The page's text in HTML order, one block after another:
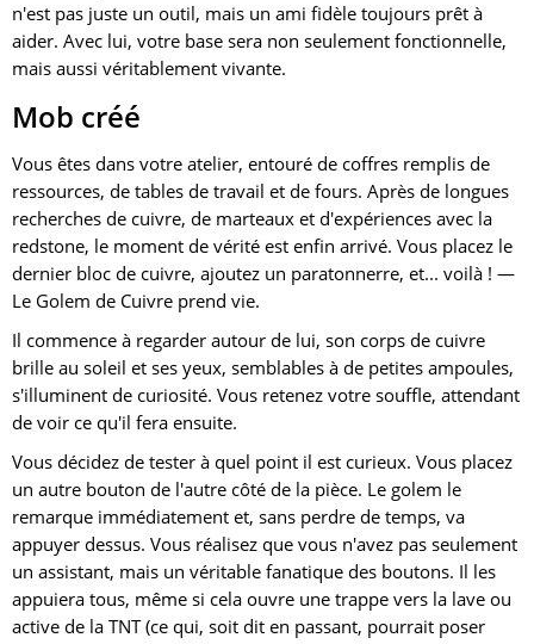
n'est pas juste un outil, mais un ami fidèle toujours prêt à
aider. Avec lui, votre base sera non seulement fonctionnelle,
mais aussi véritablement vivante.
Mob créé
Vous êtes dans votre atelier, entouré de coffres remplis de
ressources, de tables de travail et de fours. Après de longues
recherches de cuivre, de marteaux et d'expériences avec la
redstone, le moment de vérité est enfin arrivé. Vous placez le
dernier bloc de cuivre, ajoutez un paratonnerre, et... voilà ! —
Le Golem de Cuivre prend vie.
Il commence à regarder autour de lui, son corps de cuivre
brille au soleil et ses yeux, semblables à de petites ampoules,
s'illuminent de curiosité. Vous retenez votre souffle, attendant
de voir ce qu'il fera ensuite.
Vous décidez de tester à quel point il est curieux. Vous placez
un autre bouton de l'autre côté de la pièce. Le golem le
remarque immédiatement et, sans perdre de temps, va
appuyer dessus. Vous réalisez que vous n'avez pas seulement
un assistant, mais un véritable fanatique des boutons. Il les
appuiera tous, même si cela ouvre une trappe vers la lave ou
active de la TNT (ce qui, soit dit en passant, pourrait poser